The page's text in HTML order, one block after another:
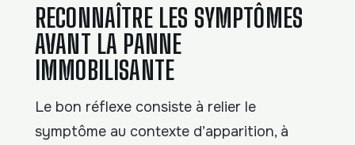
RECONNAÎTRE LES SYMPTÔMES
AVANT LA PANNE
IMMOBILISANTE
Le bon réflexe consiste à relier le
symptôme au contexte d’apparition, à